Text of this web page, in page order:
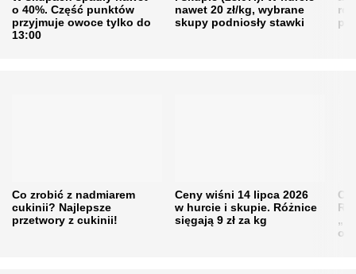
o 40%. Część punktów
przyjmuje owoce tylko do
13:00
nawet 20 zł/kg, wybrane
skupy podniosły stawki
Co zrobić z nadmiarem
cukinii? Najlepsze
przetwory z cukinii!
Ceny wiśni 14 lipca 2026
w hurcie i skupie. Różnice
sięgają 9 zł za kg